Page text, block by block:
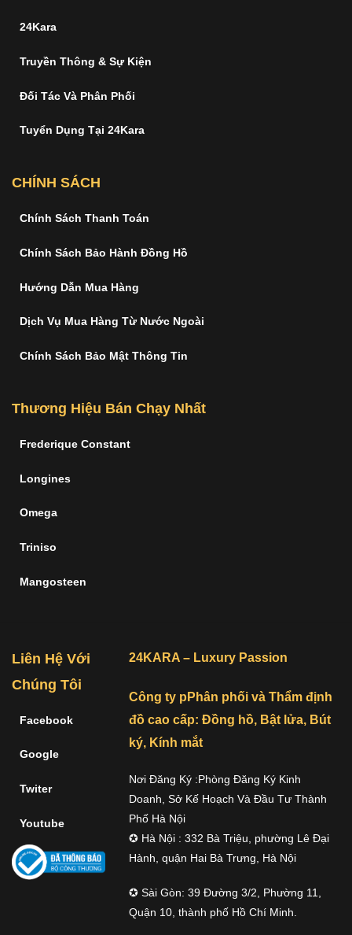
24Kara
Truyền Thông & Sự Kiện
Đối Tác Và Phân Phối
Tuyển Dụng Tại 24Kara
CHÍNH SÁCH
Chính Sách Thanh Toán
Chính Sách Bảo Hành Đồng Hồ
Hướng Dẫn Mua Hàng
Dịch Vụ Mua Hàng Từ Nước Ngoài
Chính Sách Bảo Mật Thông Tin
Thương Hiệu Bán Chạy Nhất
Frederique Constant
Longines
Omega
Triniso
Mangosteen
Liên Hệ Với
Chúng Tôi
Facebook
Google
Twiter
Youtube
24KARA – Luxury Passion
Công ty pPhân phối và Thẩm định
đồ cao cấp: Đồng hồ, Bật lửa, Bút
ký, Kính mắt
Nơi Đăng Ký :Phòng Đăng Ký Kinh
Doanh, Sở Kế Hoạch Và Đầu Tư Thành
Phố Hà Nội
✪ Hà Nội : 332 Bà Triệu, phường Lê Đại
Hành, quận Hai Bà Trưng, Hà Nội
✪ Sài Gòn: 39 Đường 3/2, Phường 11,
Quận 10, thành phố Hồ Chí Minh.